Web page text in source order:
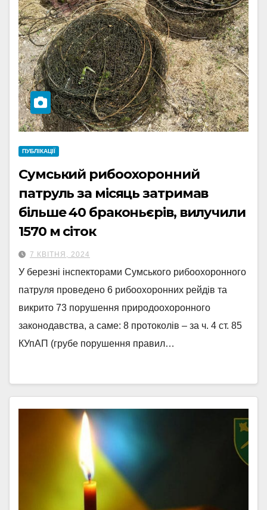
ПУБЛІКАЦІЇ
Сумський рибоохоронний
патруль за місяць затримав
більше 40 браконьєрів, вилучили
1570 м сіток
7 КВІТНЯ, 2024
У березні інспекторами Сумського рибоохоронного
патруля проведено 6 рибоохоронних рейдів та
викрито 73 порушення природоохоронного
законодавства, а саме: 8 протоколів – за ч. 4 ст. 85
КУпАП (грубе порушення правил…